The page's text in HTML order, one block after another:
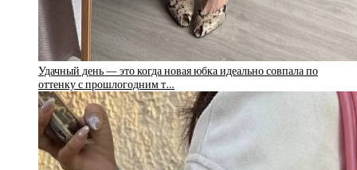
Удачный день — это когда новая юбка идеально совпала по
оттенку с прошлогодним т…